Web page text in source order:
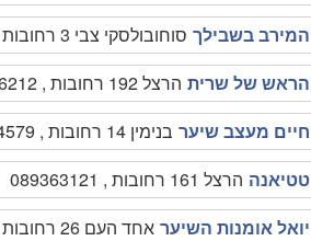
המירב בשבילך סוחובולסקי צבי 3 רחובות , 0544350692
הראש של שרית הרצל 192 רחובות , 052-2906212
חיים מעצב שיער בנימין 14 רחובות , 0504444579
טטיאנה הרצל 161 רחובות , 089363121
יואל אומנות השיער אחד העם 26 רחובות , 089366555